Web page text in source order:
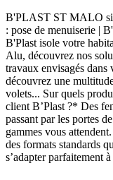
B'PLAST ST MALO
: pose de menuiserie |
B'Plast isole votre
Alu, découvrez nos
travaux envisagés dans
découvrez une
volets... Sur quels
client B’Plast ?* Des
passant par les portes
gammes vous
des formats standards
s’adapter parfaitement